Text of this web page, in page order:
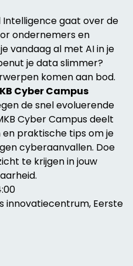
gaat over de
ondernemers en
vandaag al met AI in je
je data slimmer?
komen aan bod.
Cyber Campus
de snel evoluerende
Cyber Campus deelt
praktische tips om je
cyberaanvallen. Doe
te krijgen in jouw
innovatiecentrum, Eerste